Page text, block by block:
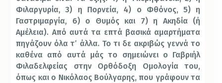
Φιλαργυρία, 3) η Πορνεία, 4) ο Φθόνος, 5) η
Γαστριμαργία, 6) ο Θυμός και 7) η Ακηδία (ή
Αμέλεια). Από αυτά τα επτά βασικά αμαρτήματα
πηγάζουν όλα τ’ άλλα. Το τι δε ακριβώς γεννά το
καθένα από αυτά μάς το σημειώνει ο Γαβριήλ
Φιλαδελφείας στην Ορθόδοξη Ομολογία του,
όπως και ο Νικόλαος Βούλγαρης, που γράφουν τα